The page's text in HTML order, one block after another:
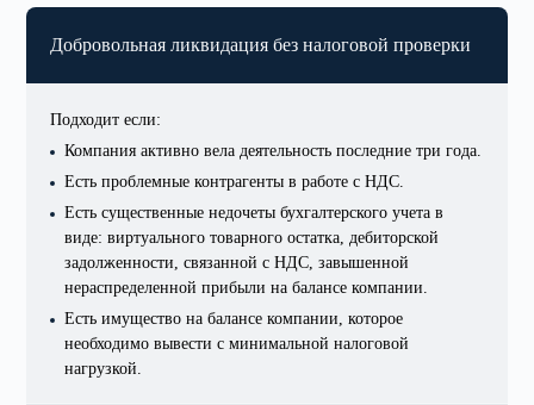
Добровольная ликвидациябез налоговой проверки
Подходит если:
Компания активно вела деятельность последние три года.
Есть проблемные контрагенты в работе с НДС.
Есть существенные недочеты бухгалтерского учета в
виде: виртуального товарного остатка, дебиторской
задолженности, связанной с НДС, завышенной
нераспределенной прибыли на балансе компании.
Есть имущество на балансе компании, которое
необходимо вывести с минимальной налоговой
нагрузкой.